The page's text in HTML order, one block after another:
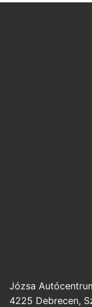
Józsa
4225 Debrecen,